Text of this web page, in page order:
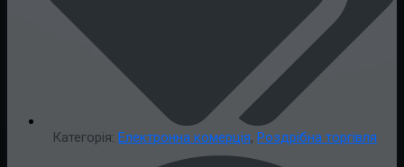
Категорія: Електронна комерція, Роздрібна торгівля